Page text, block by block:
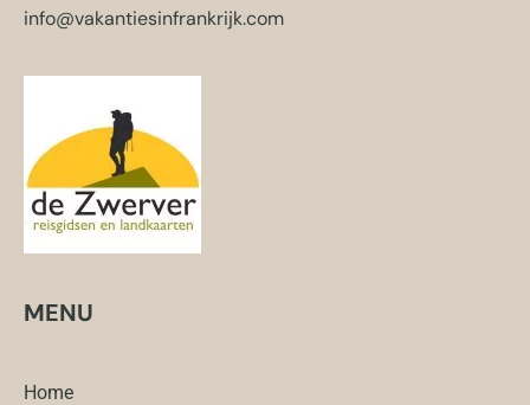
info@vakantiesinfrankrijk.com
MENU
Home